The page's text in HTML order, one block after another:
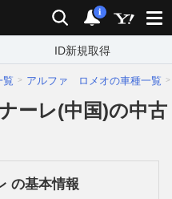
検索 通知
i
ID新規取得
覧 アルファ ロメオの車種一覧
ーレ(中国)の中古
の基本情報